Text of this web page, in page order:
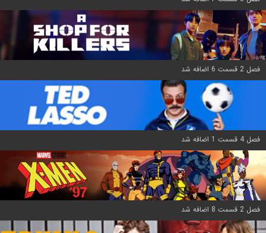
فصل 2 قسمت 6 اضافه شد
فصل 4 قسمت 1 اضافه شد
فصل 2 قسمت 8 اضافه شد